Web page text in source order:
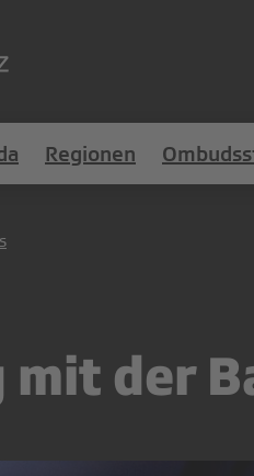
Regionen
mit der